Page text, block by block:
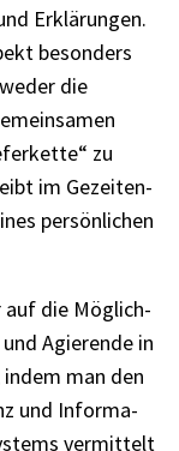
Erklä­run­gen.
beson­ders
die
zu
im Gezei­ten­
persön­li­chen
auf die Möglich­
Agie­rende in
man den
und Infor­ma­
vermit­telt